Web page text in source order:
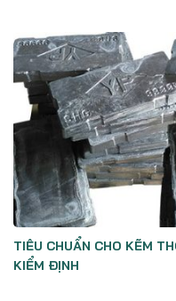
TIÊU CHUẨN CHO KẼM
KIỂM ĐỊNH